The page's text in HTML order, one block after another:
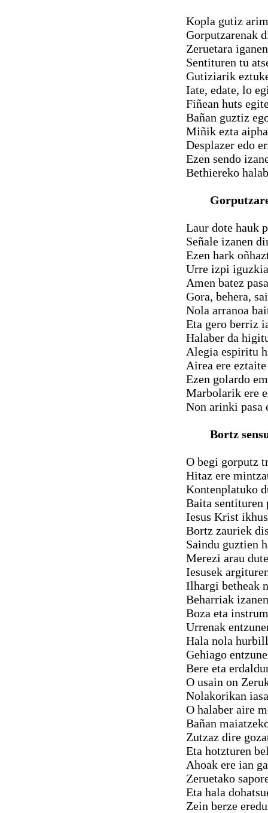
Kopla gutiz
Gorputzarenak
Zeruetara
Sentituren tu
Gutiziarik
Iate, edate, lo
Fiñean huts
Bañan guztiz
Miñik ezta
Desplazer edo
Ezen sendo
Bethiereko
Laur dote hauk
Señale izanen
Ezen hark
Urre izpi
Amen batez
Gora, behera,
Nola arranoa
Eta gero berriz
Halaber da
Alegia espiritu
Airea ere
Ezen golardo
Marbolarik ere
Non arinki pasa
Bortz
O begi gorputz
Hitaz ere
Kontenplatuko
Baita sentituren
Iesus Krist
Bortz zauriek
Saindu guztien
Merezi arau
Iesusek
Ilhargi betheak
Beharriak
Boza eta
Urrenak
Hala nola
Gehiago
Bere eta
O usain on
Nolakorikan
O halaber aire
Bañan
Zutzaz dire
Eta hotzturen
Ahoak ere ian
Zeruetako
Eta hala
Zein berze